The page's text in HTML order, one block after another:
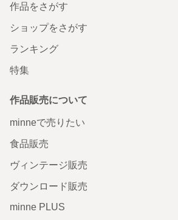
作品をさがす
ショップをさがす
ランキング
特集
作品販売について
minneで売りたい
食品販売
ヴィンテージ販売
ダウンロード販売
minne PLUS